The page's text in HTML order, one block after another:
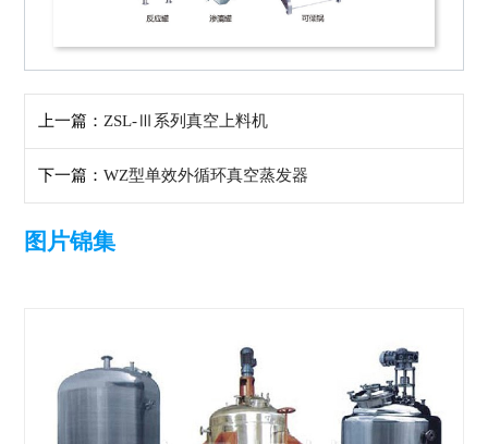
上一篇： ZSL-Ⅲ系列真空上料机
下一篇：WZ型单效外循环真空蒸发器
图片锦集